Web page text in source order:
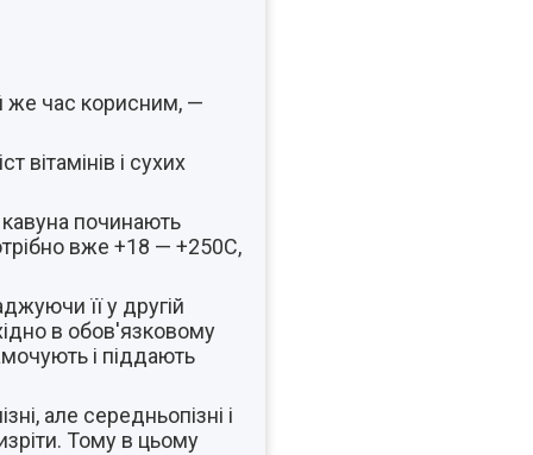
же час корисним, —
вітамінів і сухих
починають
вже +18 — +250С,
її у другій
в обов'язковому
і піддають
але середньопізні і
Тому в цьому